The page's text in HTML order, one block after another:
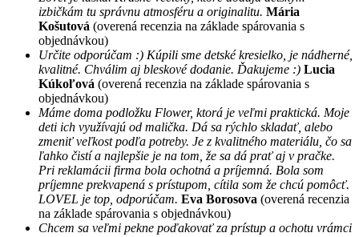
izbičkám tu správnu atmosféru a originalitu. Mária
Košutová (overená recenzia na základe spárovania s
objednávkou)
Určite odporúčam :) Kúpili sme detské kresielko, je nádherné,
kvalitné. Chválim aj bleskové dodanie. Ďakujeme :) Lucia
Kúkoľová (overená recenzia na základe spárovania s
objednávkou)
Máme doma podložku Flower, ktorá je veľmi praktická. Moje
deti ich využívajú od malička. Dá sa rýchlo skladať, alebo
zmeniť veľkost podľa potreby. Je z kvalitného materiálu, čo sa
ľahko čistí a najlepšie je na tom, že sa dá prať aj v pračke.
Pri reklamácii firma bola ochotná a príjemná. Bola som
príjemne prekvapená s prístupom, cítila som že chcú pomôcť.
LOVEL je top, odporúčam. Eva Borosova (overená recenzia
na základe spárovania s objednávkou)
Chcem sa veľmi pekne poďakovať za prístup a ochotu vrámci